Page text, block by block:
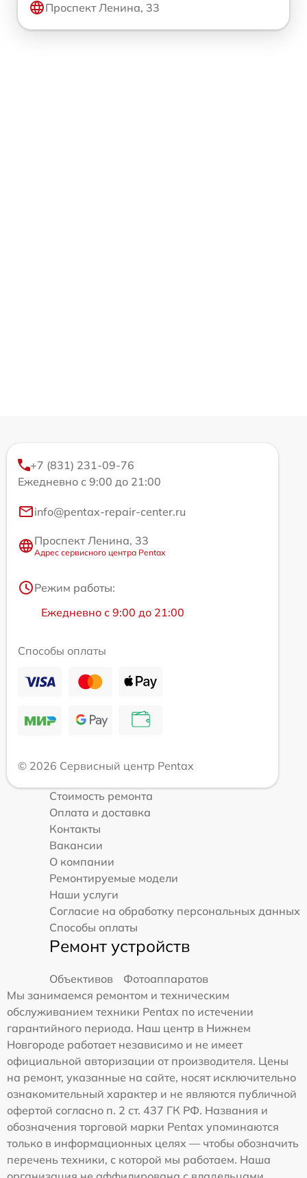
Проспект Ленина, 33
+7 (831) 231-09-76
Ежедневно с 9:00 до 21:00
info@pentax-repair-center.ru
Проспект Ленина, 33
Адрес сервисного центра Pentax
Режим работы:
Ежедневно с 9:00 до 21:00
Способы оплаты
© 2026 Сервисный центр Pentax
Стоимость ремонта
Оплата и доставка
Контакты
Вакансии
О компании
Ремонтируемые модели
Наши услуги
Согласие на обработку персональных данных
Способы оплаты
Ремонт устройств
Объективов
Фотоаппаратов
Мы занимаемся ремонтом и техническим
обслуживанием техники Pentax по истечении
гарантийного периода. Наш центр в Нижнем
Новгороде работает независимо и не имеет
официальной авторизации от производителя. Цены
на ремонт, указанные на сайте, носят исключительно
ознакомительный характер и не являются публичной
офертой согласно п. 2 ст. 437 ГК РФ. Названия и
обозначения торговой марки Pentax упоминаются
только в информационных целях — чтобы обозначить
перечень техники, с которой мы работаем. Наша